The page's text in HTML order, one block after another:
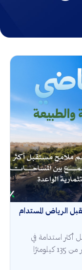
الرياض المستدام
أكثر استدامة في
مدينة الرياض، عبر شريان أخضر يمتد لأكثر من 135 كيلومترًا